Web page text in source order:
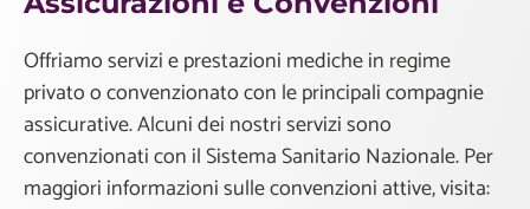
Offriamo servizi e prestazioni mediche in regime
privato o convenzionato con le principali compagnie
assicurative. Alcuni dei nostri servizi sono
convenzionati con il Sistema Sanitario Nazionale. Per
maggiori informazioni sulle convenzioni attive, visita: